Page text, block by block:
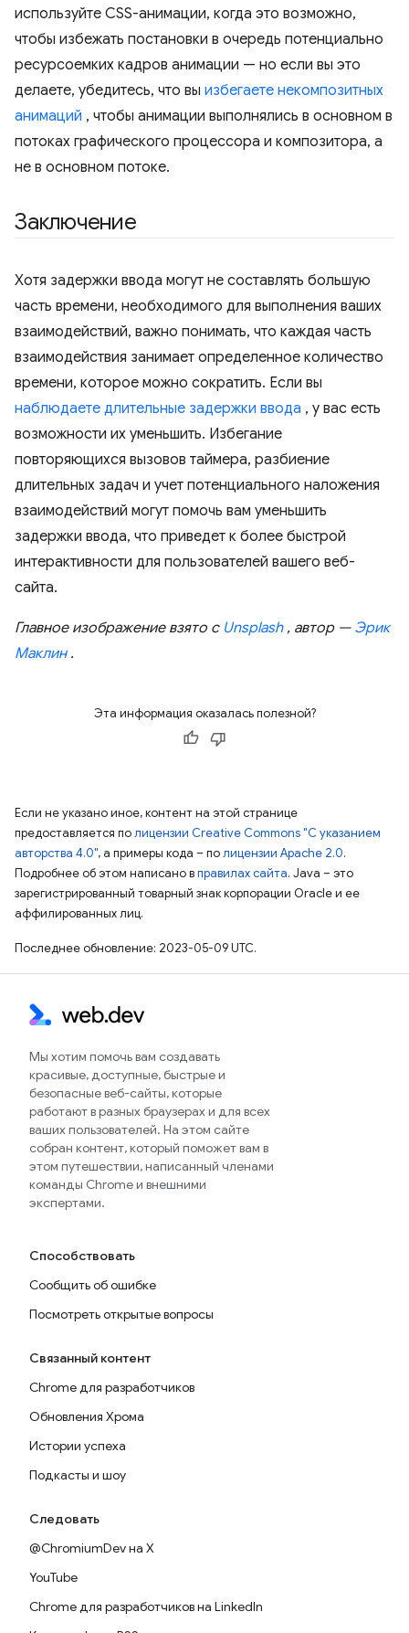
используйте CSS-анимации, когда это возможно,
чтобы избежать постановки в очередь потенциально
ресурсоемких кадров анимации — но если вы это
делаете, убедитесь, что вы избегаете некомпозитных
анимаций , чтобы анимации выполнялись в основном в
потоках графического процессора и композитора, а
не в основном потоке.
Заключение
Хотя задержки ввода могут не составлять большую
часть времени, необходимого для выполнения ваших
взаимодействий, важно понимать, что каждая часть
взаимодействия занимает определенное количество
времени, которое можно сократить. Если вы
наблюдаете длительные задержки ввода , у вас есть
возможности их уменьшить. Избегание
повторяющихся вызовов таймера, разбиение
длительных задач и учет потенциального наложения
взаимодействий могут помочь вам уменьшить
задержки ввода, что приведет к более быстрой
интерактивности для пользователей вашего веб-
сайта.
Главное изображение взято с Unsplash, автор — Эрик
Маклин.
Эта информация оказалась полезной?
Если не указано иное, контент на этой странице
предоставляется полицензии Creative Commons "С указанием
авторства 4.0", а примеры кода – полицензии Apache 2.0.
Подробнее об этом написано вправилах сайта. Java – это
зарегистрированный товарный знак корпорации Oracle и ее
аффилированных лиц.
Последнее обновление: 2023-05-09 UTC.
Мы хотим помочь вам создавать
красивые, доступные, быстрые и
безопасные веб-сайты, которые
работают в разных браузерах и для всех
ваших пользователей. На этом сайте
собран контент, который поможет вам в
этом путешествии, написанный членами
команды Chrome и внешними
экспертами.
Способствовать
Сообщить об ошибке
Посмотреть открытые вопросы
Связанный контент
Chrome для разработчиков
Обновления Хрома
Истории успеха
Подкасты и шоу
Следовать
@ChromiumDev на X
YouTube
Chrome для разработчиков на LinkedIn